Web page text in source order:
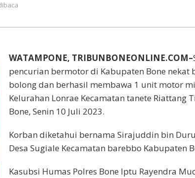
WATAMPONE, TRIBUNBONEONLINE.COM–
pencurian bermotor di Kabupaten Bone nekat
bolong dan berhasil membawa 1 unit motor
Kelurahan Lonrae Kecamatan tanete Riattang
Bone, Senin 10 Juli 2023.
Korban diketahui bernama Sirajuddin bin
Desa Sugiale Kecamatan barebbo Kabupaten
Kasubsi Humas Polres Bone Iptu Rayendra